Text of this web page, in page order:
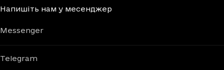
Напишіть нам у месенджер
Messenger
Telegram